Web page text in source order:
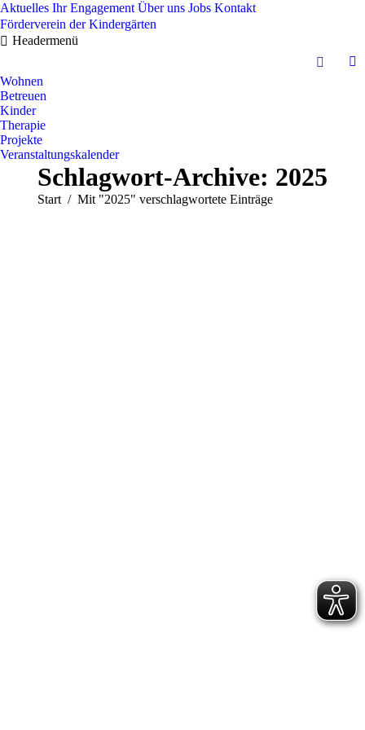
Aktuelles Ihr Engagement Über uns Jobs Kontakt
Förderverein der Kindergärten
Headermenü
Search:
Wohnen
Betreuen
Kinder
Therapie
Projekte
Veranstaltungskalender
Schlagwort-Archive: 2025
Sie befinden sich hier:
Start Mit "2025" verschlagwortete Einträge